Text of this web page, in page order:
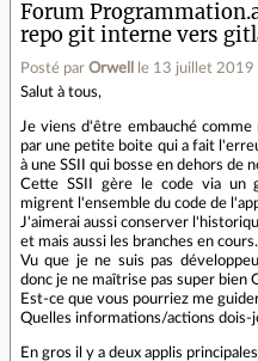
Forum
repo git interne vers
Posté par Orwell le 13 juillet 2019
Salut à tous,
Je viens d'être embauché
par une petite boite qui a fait
à une SSII qui bosse en dehors de
Cette SSII gère le code via un
migrent l'ensemble du code de
J'aimerai aussi conserver
et mais aussi les branches en cours.
Vu que je ne suis pas
donc je ne maîtrise pas super bien
Est-ce que vous pourriez me
Quelles informations/actions dois-
En gros il y a deux applis